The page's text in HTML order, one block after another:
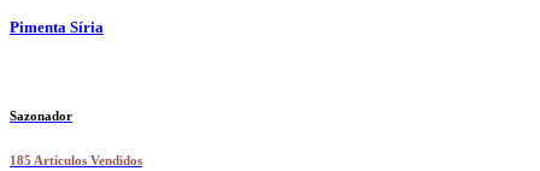
Pimenta Síria
Sazonador
185 Artículos Vendidos